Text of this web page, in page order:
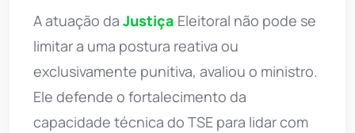
A atuação da Justiça Eleitoral não pode se
limitar a uma postura reativa ou
exclusivamente punitiva, avaliou o ministro.
Ele defende o fortalecimento da
capacidade técnica do TSE para lidar com